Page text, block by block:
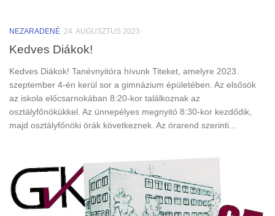
NEZARADENÉ 24. AUGUSZTUS 2023
Kedves Diákok!
Kedves Diákok! Tanévnyitóra hívunk Titeket, amelyre 2023.
szeptember 4-én kerül sor a gimnázium épületében. Az elsősök
az iskola előcsarnokában 8:20-kor találkoznak az
osztályfőnökükkel. Az ünnepélyes megnyitó 8:30-kor kezdődik,
majd osztályfőnöki órák következnek. Az órarend szerinti...